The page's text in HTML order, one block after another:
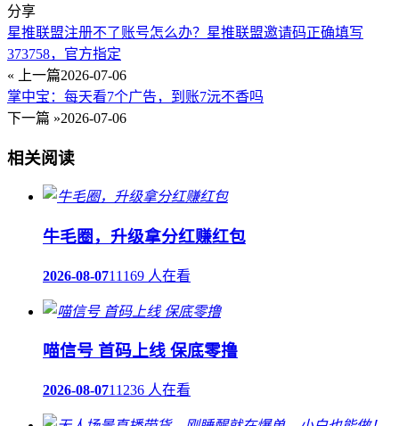
分享
星推联盟注册不了账号怎么办？星推联盟邀请码正确填写
373758，官方指定
« 上一篇2026-07-06
掌中宝：每天看7个广告，到账7沅不香吗
下一篇 »2026-07-06
相关阅读
牛毛圈，升级拿分红赚红包
2026-08-0711169 人在看
喵信号 首码上线 保底零撸
2026-08-0711236 人在看